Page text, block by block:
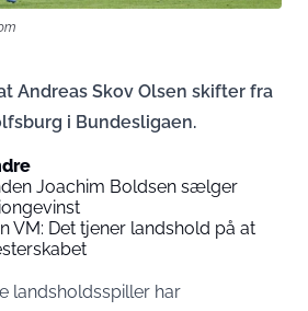
Andreas Skov Olsen skifter fra
i Bundesligaen.
Joachim Boldsen sælger
VM: Det tjener landshold på at
landsholdsspiller har